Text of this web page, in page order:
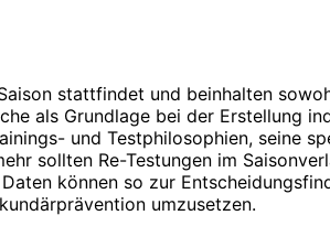
stattfindet und beinhalten
als Grundlage bei der Erstellung
und Testphilosophien, seine
sollten Re-Testungen im
können so zur
umzusetzen.